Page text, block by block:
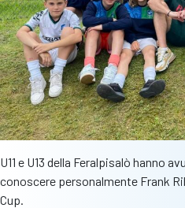
U11 e U13 della Feralpisalò hanno
conoscere personalmente Frank
Cup.